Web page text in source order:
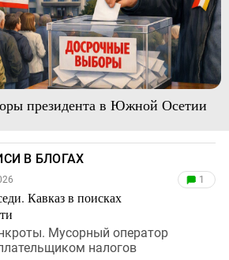
президента в Южной Осетии
В БЛОГАХ
Кавказ в поисках
1
Мусорный оператор
налогов